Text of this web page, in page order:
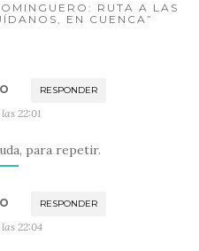
RUTA A LAS
EN CUENCA”
RESPONDER
22:01
para repetir.
RESPONDER
22:04